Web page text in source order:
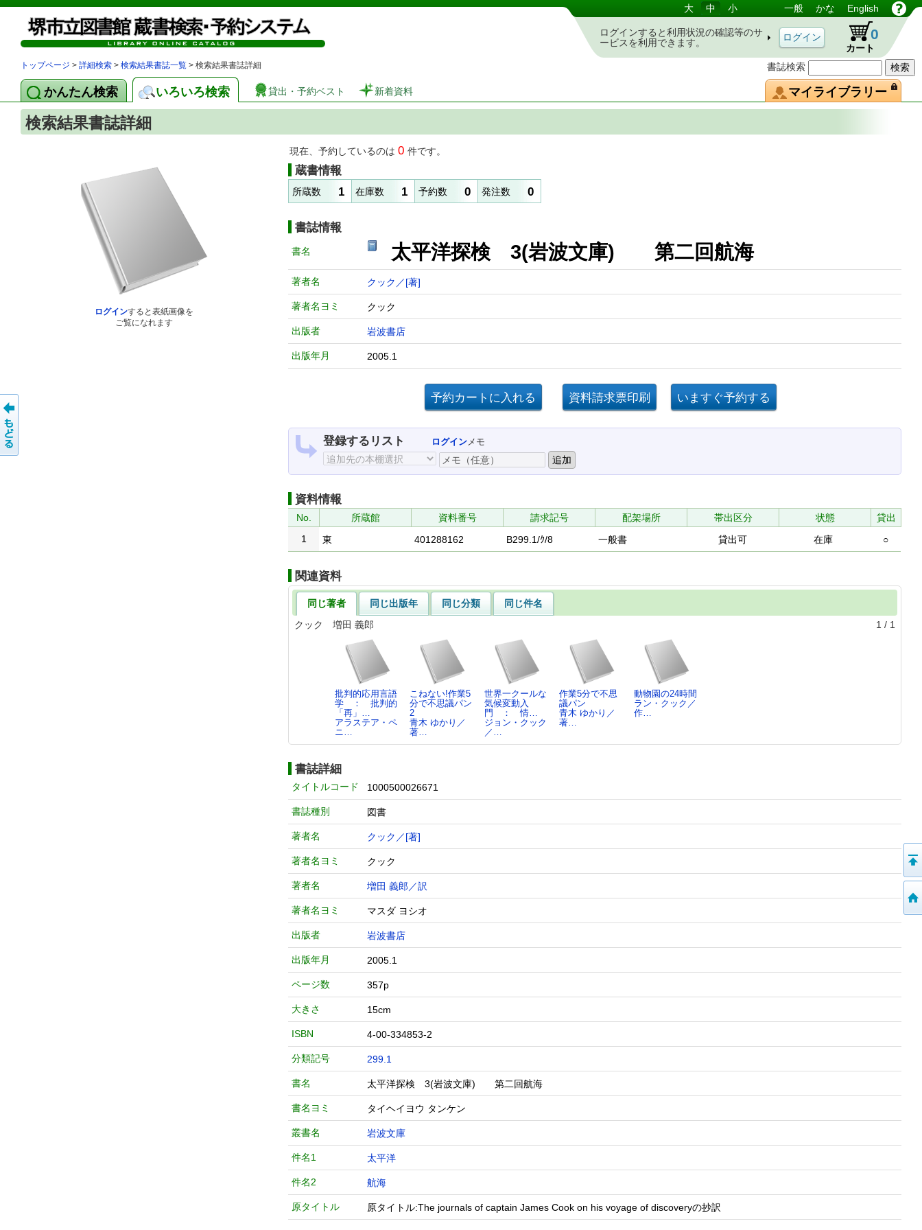
図書館 蔵書検索・予約システム
書誌検索
大 中 小 一般 かな English
ログインすると利用状況の確認等のサ
ービスを利用できます。
カート
0
トップページ > 詳細検索 > 検索結果書誌一覧 > 検索結果書誌詳細
かんたん検索 いろいろ検索 貸出・予約ベスト 新着資料 マイライブラリー
検索結果書誌詳細
ログインすると表紙画像を
ご覧になれます
現在、予約しているのは 0 件です。
蔵書情報
所蔵数 1 在庫数 1 予約数 0 発注数 0
書誌情報
書名 太平洋探検 3(岩波文庫) 第二回航海
著者名 クック／[著]
著者名ヨミ クック
出版者 岩波書店
出版年月 2005.1
登録するリスト ログインメモ
資料情報
No. 所蔵館 資料番号 請求記号 配架場所 帯出区分 状態
貸出
1
東 401288162 B299.1/ｸ/8 一般書 貸出可 在庫 ○
関連資料
同じ著者 同じ出版年 同じ分類
同じ件名
クック 増田 義郎
1 / 1
批判的応用言語
学 ： 批判的
「再」…
アラステア・ペ
ニ…
こねない!作業5
分で不思議パン
2
青木 ゆかり／
著…
世界一クールな
気候変動入
門 ： 情…
ジョン・クック
／…
作業5分で不思
議パン
青木 ゆかり／
著…
動物園の24時間
ラン・クック／
作…
書誌詳細
タイトルコード 1000500026671
書誌種別 図書
著者名 クック／[著]
著者名ヨミ クック
著者名 増田 義郎／訳
著者名ヨミ マスダ ヨシオ
出版者 岩波書店
出版年月 2005.1
ページ数 357p
大きさ 15cm
ISBN 4-00-334853-2
分類記号 299.1
書名 太平洋探検 3(岩波文庫) 第二回航海
書名ヨミ タイヘイヨウ タンケン
叢書名 岩波文庫
件名1 太平洋
件名2 航海
原タイトル 原タイトル:The journals of captain James Cook on his voyage of discoveryの抄訳